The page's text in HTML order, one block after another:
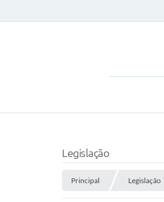
Legislação
Principal Legislação